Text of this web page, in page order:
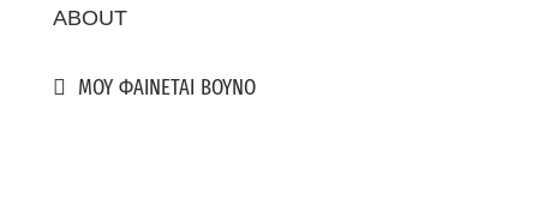
ABOUT
ΜΟΥ ΦΑΙΝΕΤΑΙ ΒΟΥΝΟ